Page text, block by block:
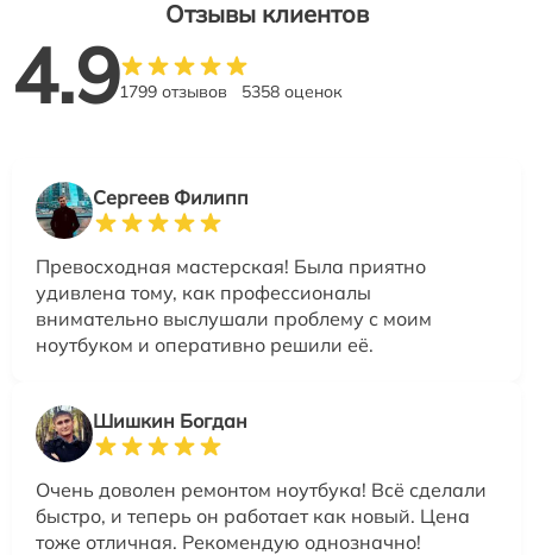
Отзывы клиентов
4.91799 отзывов 5358 оценок
Сергеев Филипп
Превосходная мастерская! Была приятно
удивлена тому, как профессионалы
внимательно выслушали проблему с моим
ноутбуком и оперативно решили её.
Шишкин Богдан
Очень доволен ремонтом ноутбука! Всё сделали
быстро, и теперь он работает как новый. Цена
тоже отличная. Рекомендую однозначно!